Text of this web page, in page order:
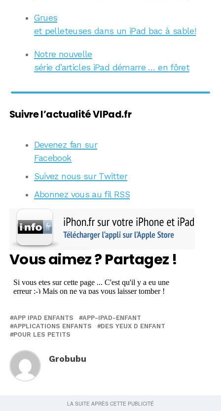
Grues
et pelleteuses dans un iPad bac à sable!
Notre nouvelle
série d’articles iPad démarre … en fôret
Suivre l’actualité VIPad.fr
Devenez fan sur
Facebook
Suivez nous sur Twitter
Abonnez vous au fil RSS
Vous aimez ? Partagez !
APP IPAD ENFANTS
APP-IPAD-ENFANT
APPLICATIONS ENFANTS
DES YEUX D ENFANT
POUR LES PETITS
Grobubu